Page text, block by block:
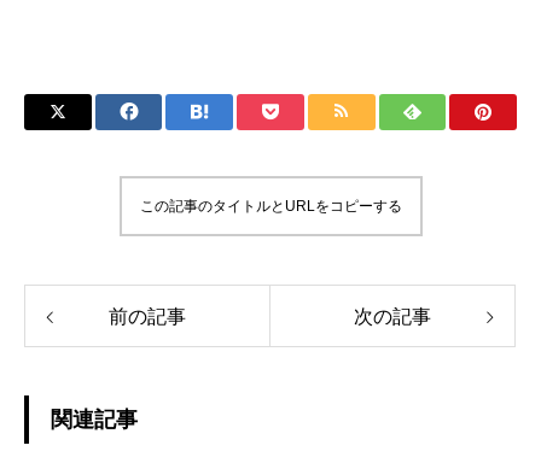
この記事のタイトルとURLをコピーする
前の記事 次の記事
関連記事